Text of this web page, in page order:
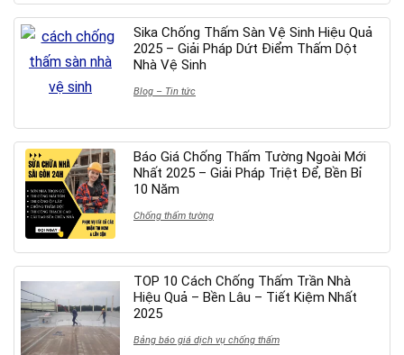
Sika Chống Thấm Sàn Vệ Sinh Hiệu Quả
2025 – Giải Pháp Dứt Điểm Thấm Dột
Nhà Vệ Sinh
Blog – Tin tức
Báo Giá Chống Thấm Tường Ngoài Mới
Nhất 2025 – Giải Pháp Triệt Để, Bền Bỉ
10 Năm
Chống thấm tường
TOP 10 Cách Chống Thấm Trần Nhà
Hiệu Quả – Bền Lâu – Tiết Kiệm Nhất
2025
Bảng báo giá dịch vụ chống thấm